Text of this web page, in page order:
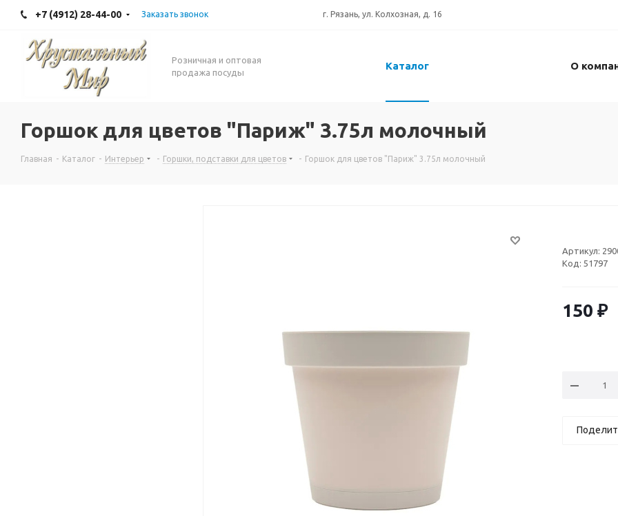
+7 (4912) 28-44-00 Заказать звонок г. Рязань, ул. Колхозная, д. 16
Розничная и оптовая
продажа посуды
Каталог О
Горшок для цветов "Париж" 3.75л молочный
Главная - Каталог - Интерьер - Горшки, подставки для цветов - Горшок для цветов "Париж" 3.75л молочный
Артикул:
Код: 51797
150 ₽